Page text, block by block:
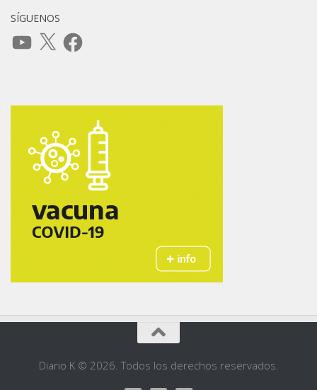
SÍGUENOS
YouTube
X Facebook
Diario K © 2026. Todos los derechos reservados.